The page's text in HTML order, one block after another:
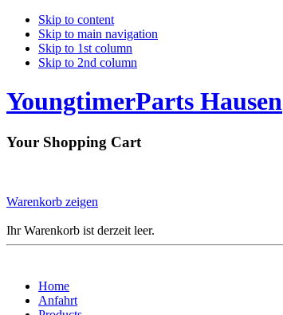
Skip to content
Skip to main navigation
Skip to 1st column
Skip to 2nd column
YoungtimerParts Hausen
Your Shopping Cart
Warenkorb zeigen
Ihr Warenkorb ist derzeit leer.
Home
Anfahrt